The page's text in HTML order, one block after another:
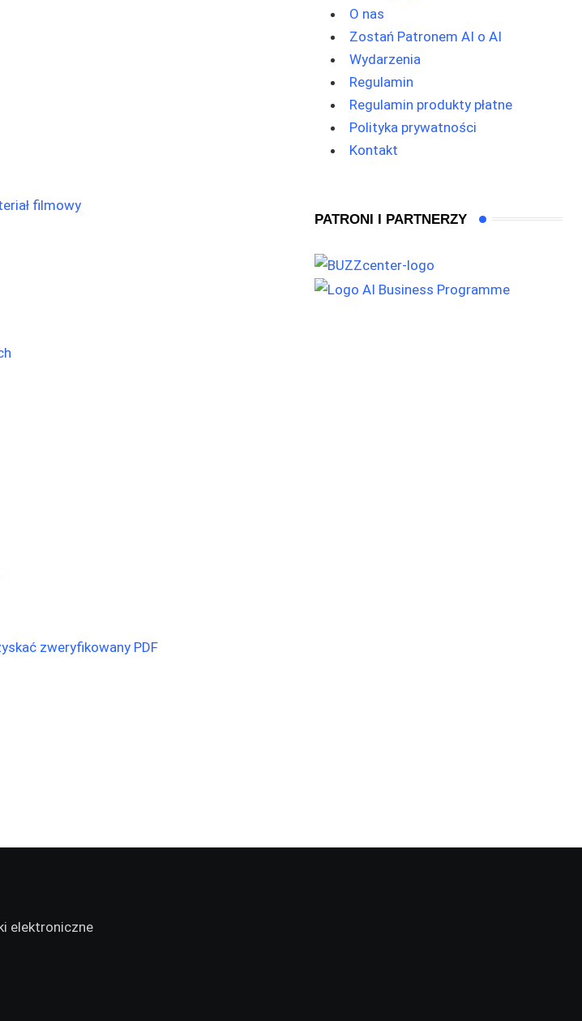
O nas
Zostań Patronem AI o AI
Wydarzenia
Regulamin
Regulamin produkty płatne
Polityka prywatności
Kontakt
PATRONI I PARTNERZY